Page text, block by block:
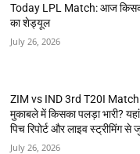
Today LPL Match: आज
का शेड्यूल
July 26, 2026
ZIM vs IND 3rd T20I
मुकाबले में किसका पलड़ा भारी?
पिच रिपोर्ट और लाइव स्ट्रीमिंग से
July 26, 2026